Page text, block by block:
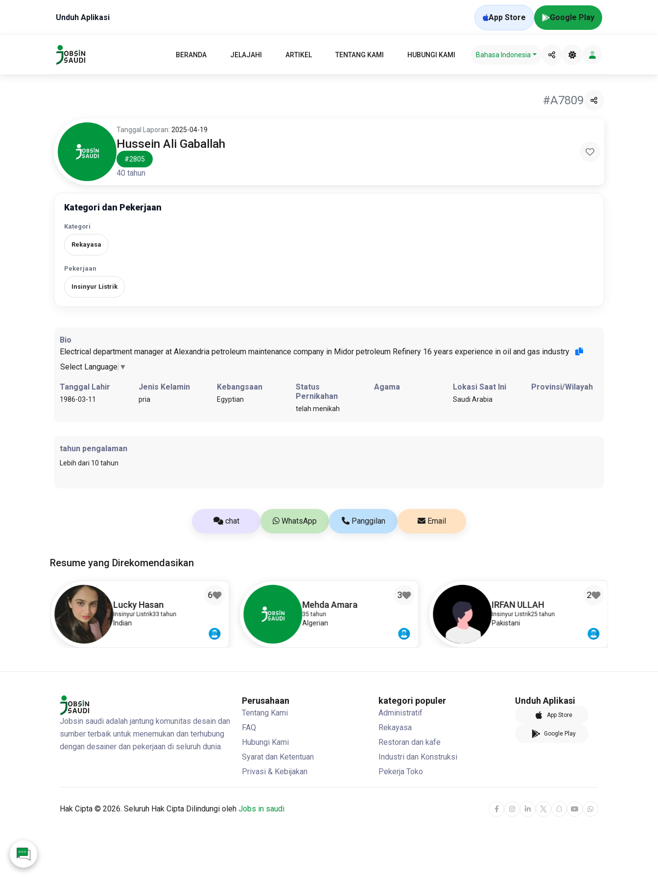
Unduh Aplikasi App Store Google Play
BERANDA JELAJAHI ARTIKEL TENTANG KAMI HUBUNGI KAMI Bahasa Indonesia
#A7809
Tanggal Laporan: 2025-04-19
Hussein Ali Gaballah
#2805
40 tahun
Kategori dan Pekerjaan
Kategori
Rekayasa
Pekerjaan
Insinyur Listrik
Bio
Electrical department manager at Alexandria petroleum maintenance company in Midor petroleum Refinery 16 years experience in oil and gas industry
Select Language ▼
Tanggal Lahir
1986-03-11
Jenis Kelamin
pria
Kebangsaan
Egyptian
Status
Pernikahan
telah menikah
Agama Lokasi Saat Ini
Saudi Arabia
Provinsi/Wilayah
tahun pengalaman
Lebih dari 10 tahun
chat WhatsApp Panggilan Email
Resume yang Direkomendasikan
Lucky Hasan
Insinyur Listrik33 tahun
Indian
6
Mehda Amara
35 tahun
Algerian
3
IRFAN ULLAH
Insinyur Listrik25 tahun
Pakistani
2
Jobsin saudi adalah jantung komunitas desain dan
sumber terbaik untuk menemukan dan terhubung
dengan desainer dan pekerjaan di seluruh dunia.
Perusahaan
Tentang Kami
FAQ
Hubungi Kami
Syarat dan Ketentuan
Privasi & Kebijakan
kategori populer
Administratif
Rekayasa
Restoran dan kafe
Industri dan Konstruksi
Pekerja Toko
Unduh Aplikasi
App Store
Google Play
Hak Cipta © 2026. Seluruh Hak Cipta Dilindungi oleh Jobs in saudi